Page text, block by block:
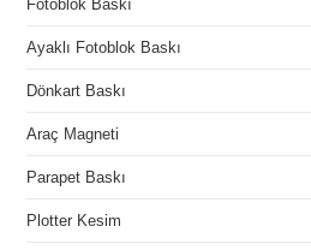
Fotoblok Baskı
Ayaklı Fotoblok Baskı
Dönkart Baskı
Araç Magneti
Parapet Baskı
Plotter Kesim